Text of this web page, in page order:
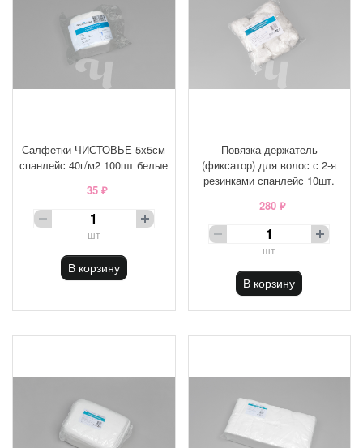
Салфетки ЧИСТОВЬЕ 5х5см
спанлейс 40г/м2 100шт белые
35 ₽
шт
В корзину
Повязка-держатель
(фиксатор) для волос с 2-я
резинками спанлейс 10шт.
280 ₽
шт
В корзину